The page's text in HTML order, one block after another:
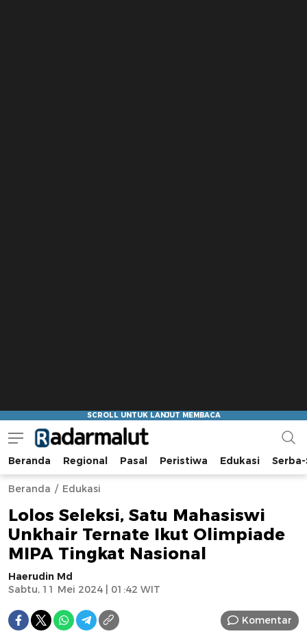
Radar Malut
Bacaan Nyindir
Beranda Regional Pasal Peristiwa Edukasi
Beranda Edukasi
Lolos Seleksi, Satu Mahasiswi
Unkhair Ternate Ikut Olimpiade
MIPA Tingkat Nasional
Haerudin Md
Sabtu, 11 Mei 2024 | 01:42 WIT
Komentar